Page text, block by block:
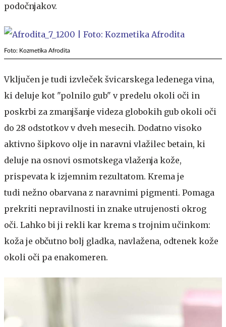
podočnjakov.
Foto: Kozmetika Afrodita
Vključen je tudi izvleček švicarskega ledenega vina,
ki deluje kot "polnilo gub" v predelu okoli oči in
poskrbi za zmanjšanje videza globokih gub okoli oči
do 28 odstotkov v dveh mesecih. Dodatno visoko
aktivno šipkovo olje in naravni vlažilec betain, ki
deluje na osnovi osmotskega vlaženja kože,
prispevata k izjemnim rezultatom. Krema je
tudi nežno obarvana z naravnimi pigmenti. Pomaga
prekriti nepravilnosti in znake utrujenosti okrog
oči. Lahko bi ji rekli kar krema s trojnim učinkom:
koža je občutno bolj gladka, navlažena, odtenek kože
okoli oči pa enakomeren.